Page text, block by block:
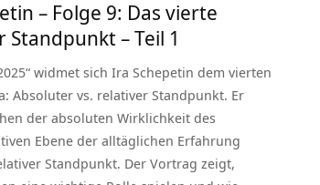
– Folge 9: Das vierte
– Teil 1
widmet sich Ira Schepetin dem vierten
Absoluter vs. relativer Standpunkt. Er
der absoluten Wirklichkeit des
Ebene der alltäglichen Erfahrung
Standpunkt. Der Vortrag zeigt,